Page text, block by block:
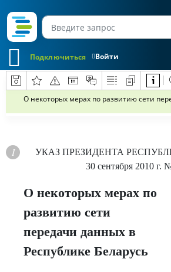
Войти
Подключиться
О некоторых мерах по развитию сети
УКАЗ ПРЕЗИДЕНТА
30 сентября 2010 г.
О некоторых мерах по
развитию сети
передачи данных в
Республике Беларусь